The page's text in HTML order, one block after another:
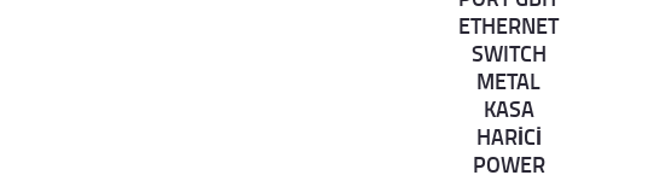
ETHERNET
SWITCH
METAL
KASA
HARİCİ
POWER